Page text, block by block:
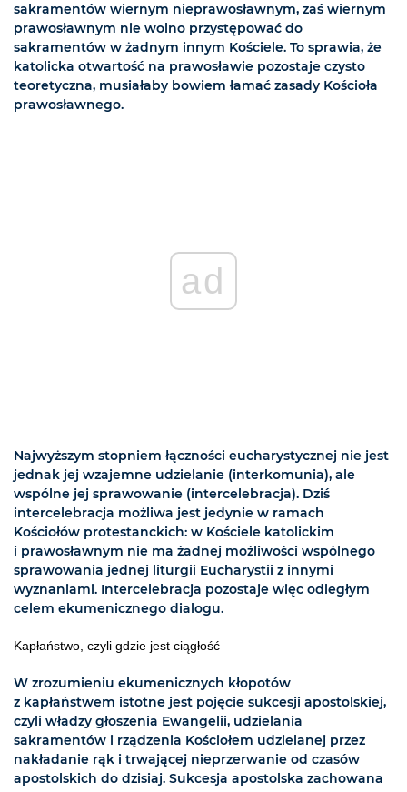
sakramentów wiernym nieprawosławnym, zaś wiernym
prawosławnym nie wolno przystępować do
sakramentów w żadnym innym Kościele. To sprawia, że
katolicka otwartość na prawosławie pozostaje czysto
teoretyczna, musiałaby bowiem łamać zasady Kościoła
prawosławnego.
ad
Najwyższym stopniem łączności eucharystycznej nie jest
jednak jej wzajemne udzielanie (interkomunia), ale
wspólne jej sprawowanie (intercelebracja). Dziś
intercelebracja możliwa jest jedynie w ramach
Kościołów protestanckich: w Kościele katolickim
i prawosławnym nie ma żadnej możliwości wspólnego
sprawowania jednej liturgii Eucharystii z innymi
wyznaniami. Intercelebracja pozostaje więc odległym
celem ekumenicznego dialogu.
Kapłaństwo, czyli gdzie jest ciągłość
W zrozumieniu ekumenicznych kłopotów
z kapłaństwem istotne jest pojęcie sukcesji apostolskiej,
czyli władzy głoszenia Ewangelii, udzielania
sakramentów i rządzenia Kościołem udzielanej przez
nakładanie rąk i trwającej nieprzerwanie od czasów
apostolskich do dzisiaj. Sukcesja apostolska zachowana